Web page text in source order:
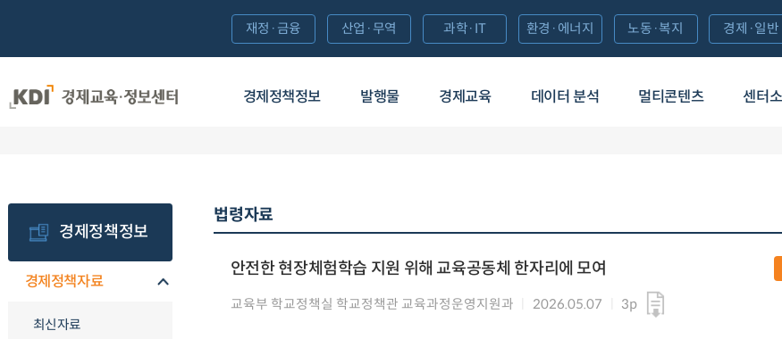
경제정책정보 발행물 경제교육 데이터 분석 멀티콘텐츠 센터
재정·금융 산업·무역 과학·IT 환경·에너지 노동·복지 경제·일반
경제정책정보
경제정책자료
최신자료
법령자료
안전한 현장체험학습 지원 위해 교육공동체 한자리에 모여
교육부 학교정책실 학교정책관 교육과정운영지원과 2026.05.07 3p